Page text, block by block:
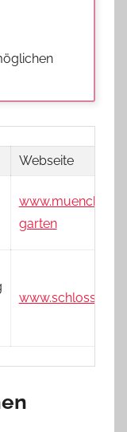
Webseite
garten
www.schloss-